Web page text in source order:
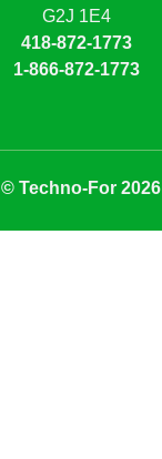
G2J 1E4
418-872-1773
1-866-872-1773
© Techno-For 2026